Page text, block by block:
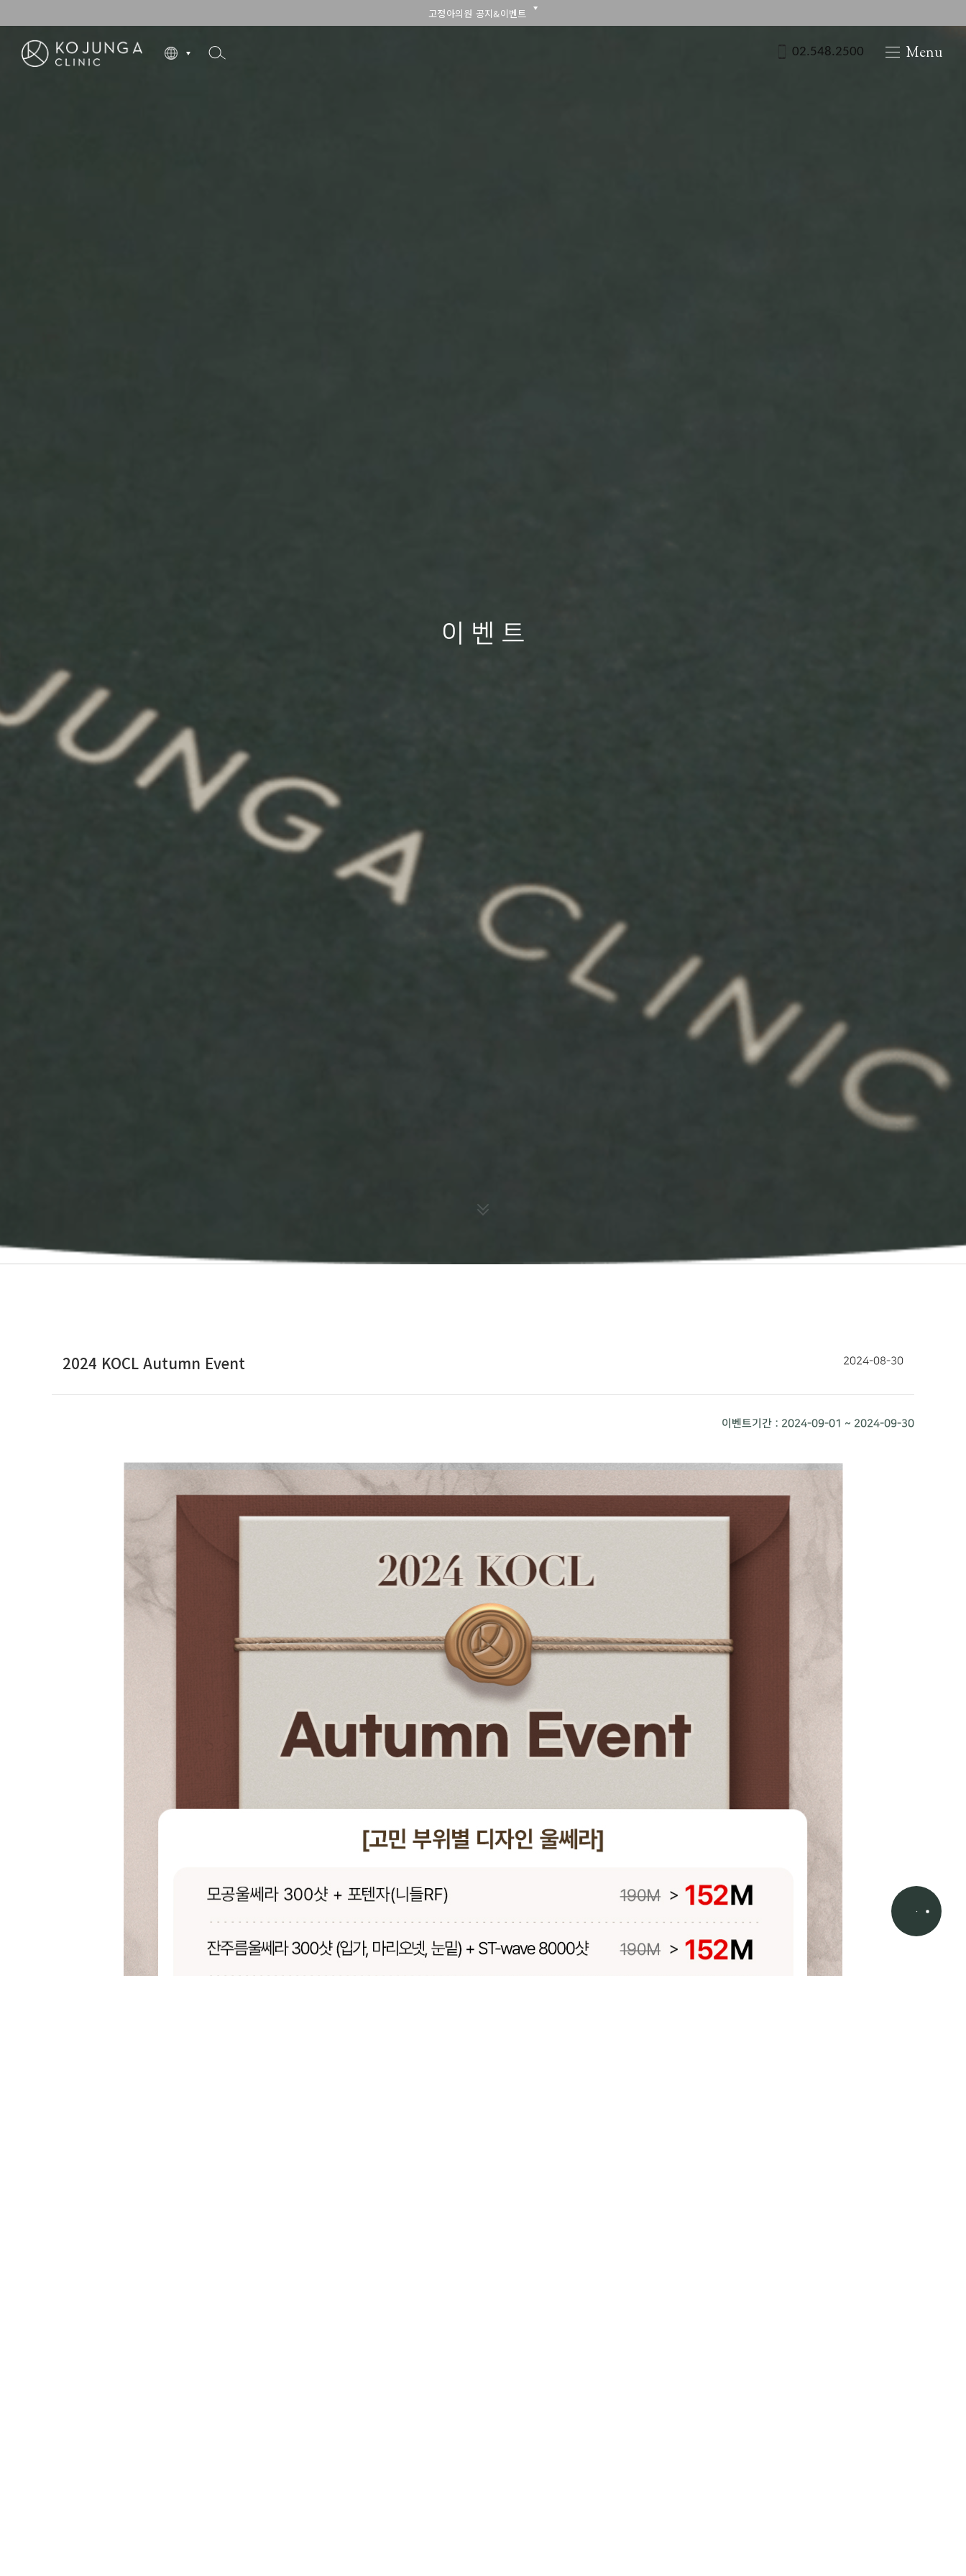
고정아의원 공지&이벤트
02.548.2500
신사역 1번 출구 도보 3분 Menu
이 벤 트
2024 KOCL Autumn Event 2024-08-30
이벤트기간 : 2024-09-01 ~ 2024-09-30